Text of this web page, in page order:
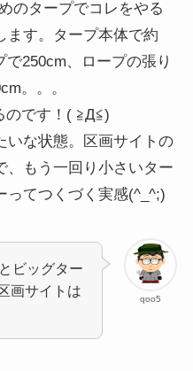
のタープでコレをやる
ます。タープ本体で約
250cm、ロープの張り
。。。
のです！( ≧Д≦)
いな状態。区画サイトの
、もう一回り小さいター
ってつくづく実感(^_^;)
qoo5
ビッグター
画サイトは